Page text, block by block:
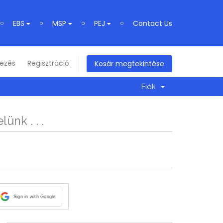
EBS MSP PEJ Contact Us
Regisztráció Kosár megtekintése
Fiók
. . .
Sign in with Google